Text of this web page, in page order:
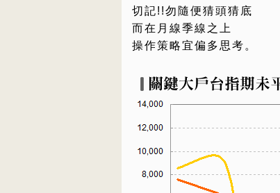
切記!!勿隨便猜頭猜底
而在月線季線之上
操作策略宜偏多思考。